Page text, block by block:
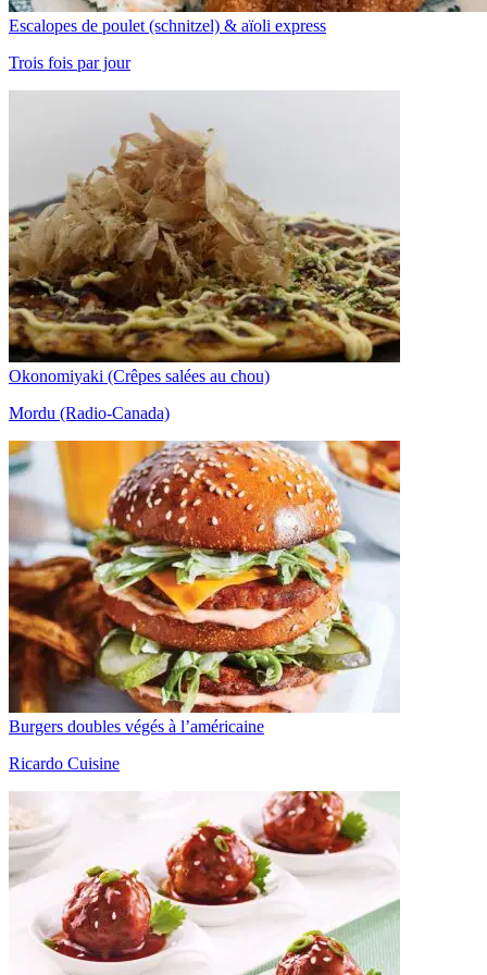
Escalopes de poulet (schnitzel) & aïoli express
Trois fois par jour
Okonomiyaki (Crêpes salées au chou)
Mordu (Radio-Canada)
Burgers doubles végés à l’américaine
Ricardo Cuisine